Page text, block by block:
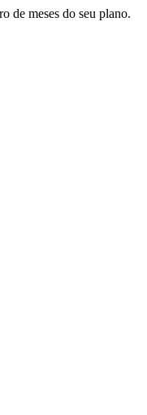
de meses do seu plano.